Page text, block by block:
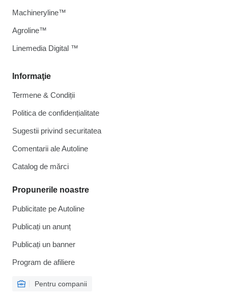
Informaţie
Termene & Condiții
Politica de confidențialitate
Sugestii privind securitatea
Comentarii ale Autoline
Catalog de mărcі
Propunerile noastre
Publicitate pe Autoline
Publicați un anunț
Publicați un banner
Program de afiliere
Pentru companii
Machineryline™
Agroline™
Linemedia Digital ™